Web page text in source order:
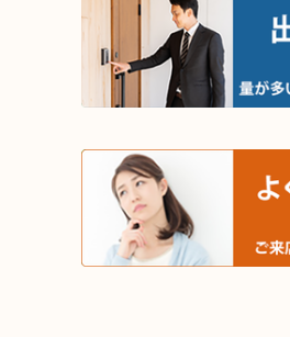
・出張買取エリア
木津川市・精華町・京田辺
和束町・笠置町・高の原・
城陽市・奈良市・生駒市・